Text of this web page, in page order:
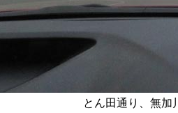
とん田通り、無加